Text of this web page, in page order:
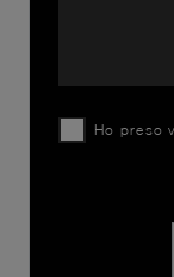
Ho preso